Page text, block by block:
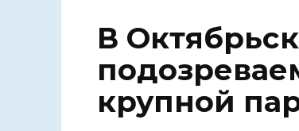
В
крупной